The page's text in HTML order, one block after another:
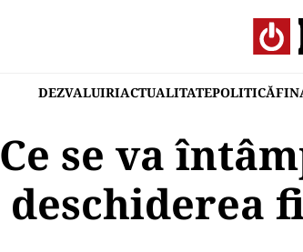
DEZVALUIRIACTUALITATEPOLITICĂ
Ce se va
deschiderea